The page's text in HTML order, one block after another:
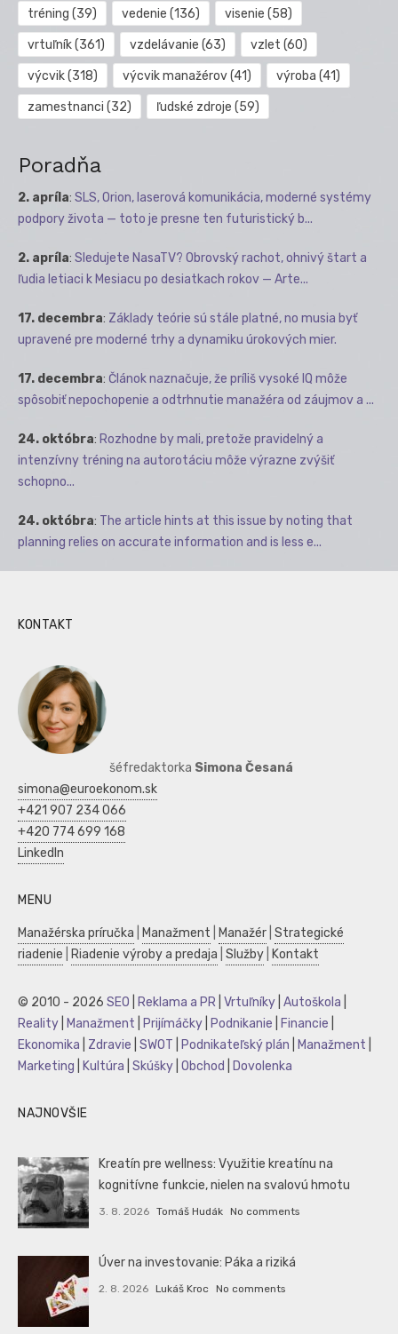
tréning (39) vedenie (136) visenie (58)
vrtuľník(361) vzdelávanie (63) vzlet (60)
výcvik(318) výcvik manažérov(41) výroba (41)
zamestnanci (32) ľudské zdroje (59)
Poradňa
2. apríla: SLS, Orion, laserová komunikácia, moderné systémy
podpory života — toto je presne ten futuristický b...
2. apríla: Sledujete NasaTV? Obrovský rachot, ohnivý štart a
ľudia letiaci k Mesiacu po desiatkach rokov — Arte...
17. decembra: Základy teórie sú stále platné, no musia byť
upravené pre moderné trhy a dynamiku úrokových mier.
17. decembra: Článok naznačuje, že príliš vysoké IQ môže
spôsobiť nepochopenie a odtrhnutie manažéra od záujmov a ...
24. októbra: Rozhodne by mali, pretože pravidelný a
intenzívny tréning na autorotáciu môže výrazne zvýšiť
schopno...
24. októbra: The article hints at this issue by noting that
planning relies on accurate information and is less e...
KONTAKT
šéfredaktorka Simona Česaná
simona@euroekonom.sk
+421 907 234 066
+420 774 699 168
LinkedIn
MENU
Manažérska príručka Manažment Manažér Strategické
riadenie
Riadenie výroby a predaja Služby Kontakt
© 2010 - 2026 SEO Reklama a PR Vrtuľníky Autoškola
Reality
Manažment Prijímáčky Podnikanie Financie
Ekonomika
Zdravie SWOT Podnikateľský plán Manažment
Marketing
Kultúra Skúšky Obchod Dovolenka
NAJNOVŠIE
Kreatín pre wellness: Využitie kreatínu na
kognitívne funkcie, nielen na svalovú hmotu
3. 8. 2026 Tomáš Hudák No comments
Úver na investovanie: Páka a riziká
2. 8. 2026 Lukáš Kroc No comments